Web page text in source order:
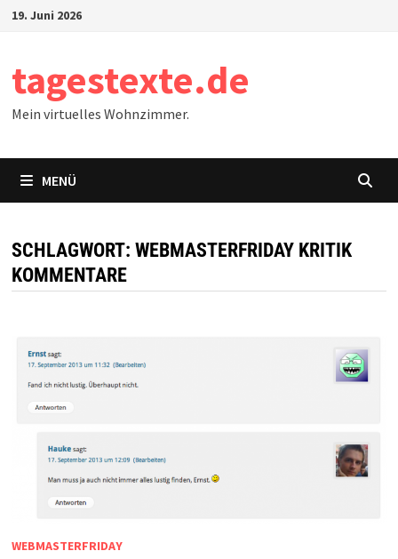
Zum19. Juni 2026
tagestexte.de
Mein virtuelles Wohnzimmer.
MENÜ
SCHLAGWORT: WEBMASTERFRIDAY KRITIK
KOMMENTARE
WEBMASTERFRIDAY